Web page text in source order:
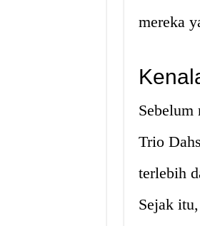
mereka
Sebelum
Trio
terlebih
Sejak